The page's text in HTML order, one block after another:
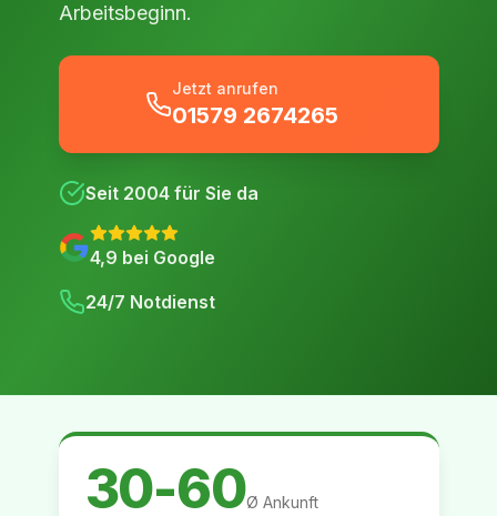
Arbeitsbeginn.
Jetzt anrufen
01579 2674265
Seit 2004für Sie da
4,9 bei Google
24/7 Notdienst
30-60Ø Ankunft